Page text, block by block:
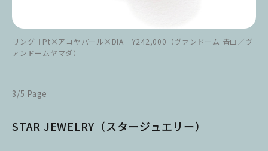
リング［Pt×アコヤパール×DIA］¥242,000（ヴァンドーム 青山／ヴ
ァンドームヤマダ）
3/5 Page
STAR JEWELRY（スタージュエリー）